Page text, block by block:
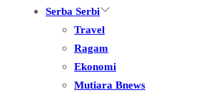
Serba Serbi
Travel
Ragam
Ekonomi
Mutiara Bnews